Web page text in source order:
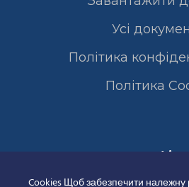
Усі
Політика
Полiтика
Cookies Щоб забезпечити належну